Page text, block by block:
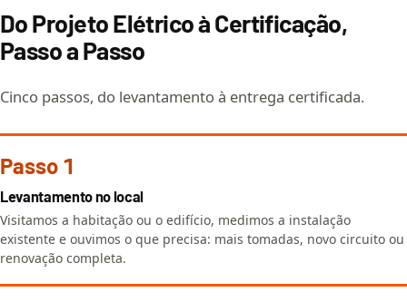
Do Projeto Elétrico à Certificação,
Passo a Passo
Cinco passos, do levantamento à entrega certificada.
Passo 1
Levantamento no local
Visitamos a habitação ou o edifício, medimos a instalação
existente e ouvimos o que precisa: mais tomadas, novo circuito ou
renovação completa.